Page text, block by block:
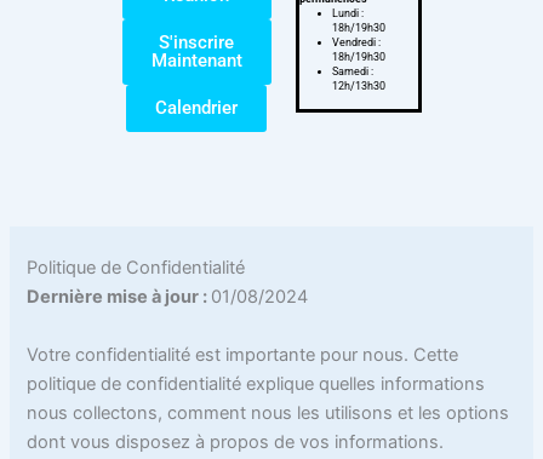
S'inscrire
Maintenant
Calendrier
Lundi :
18h/19h30
Vendredi :
18h/19h30
Samedi :
12h/13h30
Politique de Confidentialité
Dernière mise à jour : 01/08/2024
Votre confidentialité est importante pour nous. Cette
politique de confidentialité explique quelles informations
nous collectons, comment nous les utilisons et les options
dont vous disposez à propos de vos informations.